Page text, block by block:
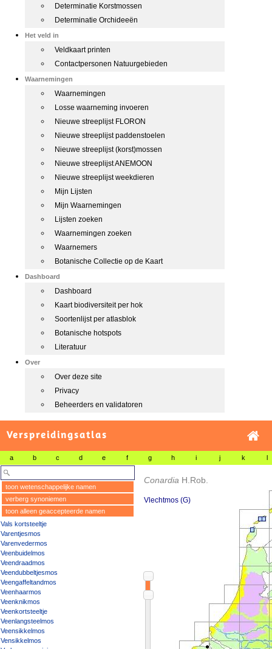
Determinatie Korstmossen
Determinatie Orchideeën
Het veld in
Veldkaart printen
Contactpersonen Natuurgebieden
Waarnemingen
Waarnemingen
Losse waarneming invoeren
Nieuwe streeplijst FLORON
Nieuwe streeplijst paddenstoelen
Nieuwe streeplijst (korst)mossen
Nieuwe streeplijst ANEMOON
Nieuwe streeplijst weekdieren
Mijn Lijsten
Mijn Waarnemingen
Lijsten zoeken
Waarnemingen zoeken
Waarnemers
Botanische Collectie op de Kaart
Dashboard
Dashboard
Kaart biodiversiteit per hok
Soortenlijst per atlasblok
Botanische hotspots
Literatuur
Over
Over deze site
Privacy
Beheerders en validatoren
Verspreidingsatlas
a b c d e f g h i j k l
toon wetenschappelijke namen
verberg synoniemen
toon alleen geaccepteerde namen
Vals kortsteeltje
Varentjesmos
Varenvedermos
Veenbuidelmos
Veendraadmos
Veendubbeltjesmos
Veengaffeltandmos
Veenhaarmos
Veenknikmos
Veenkortsteeltje
Veenlangsteelmos
Veensikkelmos
Vensikkelmos
Conardia H.Rob.
Vlechtmos (G)